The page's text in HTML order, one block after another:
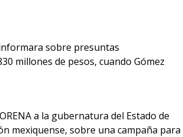
sobre presuntas
millones de pesos, cuando Gómez
a la gubernatura del Estado de
mexiquense, sobre una campaña para